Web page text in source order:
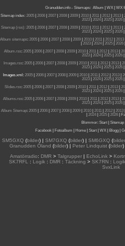
Granudden.info- Sitemaps: Album WX WX
Sitemap index: 2005| 2006| 2007| 2008| 2009| 2010| 2011| 2012| 2013|
2023| 2024| 2025| 2026|
Sitemap (rss): 2005 2006 2007 2008 2009 2010 2011 2012 2013
2023| 2024| 2025| 2026|
Album sitemaps: 2005 2006 2007 2008 2009 2010 2011 2012 2013
2023| 2024| 2025| 2026|
Album.rss: 2005 2006 2007 2008 2009 2010 2011 2012 2013
2023| 2024| 2025| 2026|
Images.rss: 2005| 2006| 2007| 2008| 2009| 2010| 2011| 2012| 2013|
2023| 2024| 2025| 2026|
Images.xml: 2005| 2006| 2007| 2008| 2009| 2010| 2011| 2012| 2013|
2023| 2024| 2025| 2026|
Slides.rss: 2005| 2006| 2007| 2008| 2009| 2010| 2011| 2012| 2013|
2023| 2024| 2025| 2026|
Albums.rss: 2005 2006 2007 2008 2009 2010 2011 2012 2013
2023| 2024| 2025| 2026|
Album Sitemap: 2005| 2006| 2007| 2008| 2009| 2010| 2011| 2012| 2013|
2024| 2025| 2026|
Blommor: Start Sitemap
Facebook| Fotoalbum Home| Start| WX| Blogg|
SM5GXQ(bilder) | SM7GXQ(bilder) | SM6GXQ(bilder
Granudden Öland (bilder) | Peter Lindquist (bilder)
Amatörradio: DMR> Talgrupper| EchoLink>
SK7RFL
: Logik : DMR : Täckning > SK7RN : Logik
SvxLink